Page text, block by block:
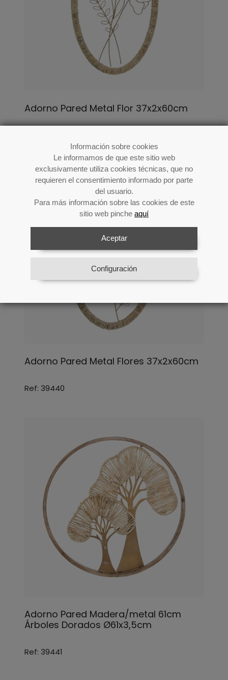
Información sobre cookies
Le informamos de que este sitio web
exclusivamente utiliza cookies técnicas, que no
requieren el consentimiento informado por parte
del usuario.
Para más información sobre las cookies de este
sitio web pinche aquí
Aceptar
Configuración
Adorno Pared Metal Flor 37x2x60cm
Adorno Pared Metal Flores 37x2x60cm
Ref: 39440
Adorno Pared Madera/metal 61cm
Árboles Dorados Ø61x3,5cm
Ref: 39441